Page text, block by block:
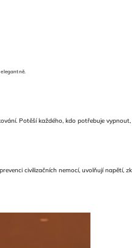
Potěší každého, kdo potřebuje
civilizačních nemocí, uvolňují napětí,